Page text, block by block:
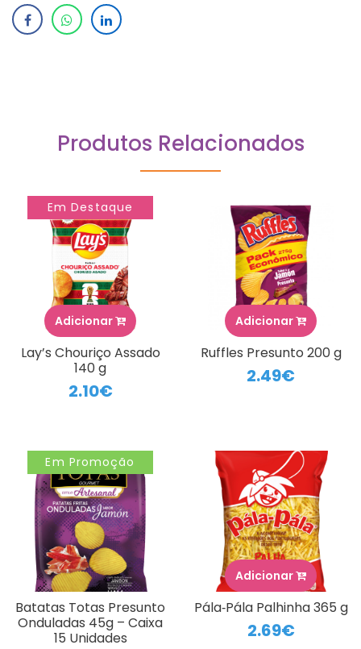
Produtos Relacionados
Em Destaque
Adicionar
Lay’s Chouriço Assado
140 g
2.10€
Adicionar
Ruffles Presunto 200 g
2.49€
Em Promoção
Batatas Totas Presunto
Onduladas 45g – Caixa
15 Unidades
Adicionar
Pála‑Pála Palhinha 365 g
2.69€